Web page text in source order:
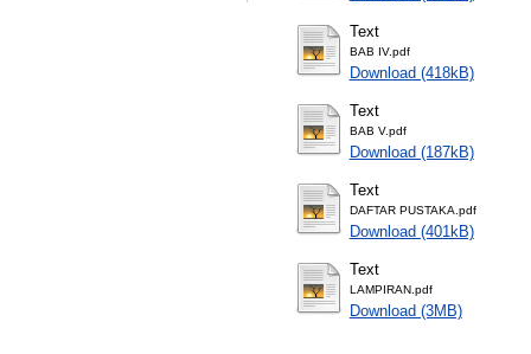
Text
BAB IV.pdf
Download (418kB)
Text
BAB V.pdf
Download (187kB)
Text
DAFTAR PUSTAKA.pdf
Download (401kB)
Text
LAMPIRAN.pdf
Download (3MB)